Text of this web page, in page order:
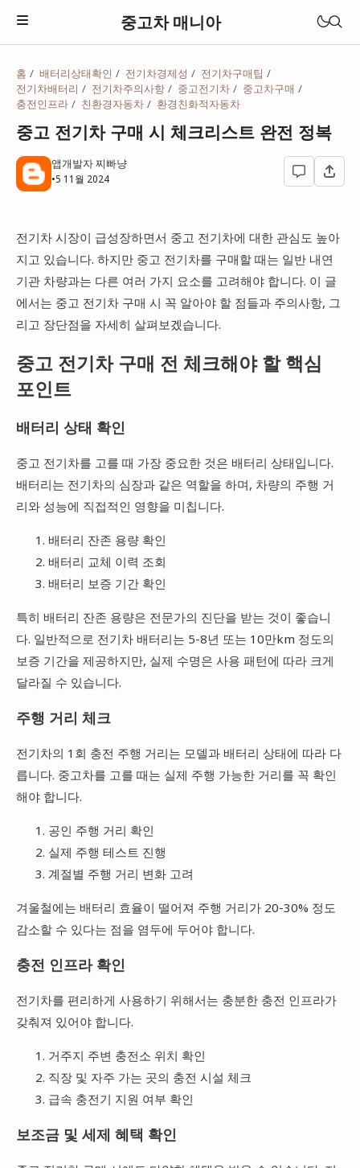
중고차 매니아
전체글
홈 배터리상태확인 전기차경제성
전기차구매팁
전기차배터리
전기차주의사항 중고전기차
중고차구매
충전인프라
친환경자동차 환경친화적자동차
중고 전기차 구매 시 체크리스트 완전 정복
앱개발자 찌빠냥
•5 11월 2024
전기차 시장이 급성장하면서 중고 전기차에 대한 관심도 높아
지고 있습니다. 하지만 중고 전기차를 구매할 때는 일반 내연
기관 차량과는 다른 여러 가지 요소를 고려해야 합니다. 이 글
에서는 중고 전기차 구매 시 꼭 알아야 할 점들과 주의사항, 그
리고 장단점을 자세히 살펴보겠습니다.
중고 전기차 구매 전 체크해야 할 핵심
포인트
배터리 상태 확인
중고 전기차를 고를 때 가장 중요한 것은 배터리 상태입니다.
배터리는 전기차의 심장과 같은 역할을 하며, 차량의 주행 거
리와 성능에 직접적인 영향을 미칩니다.
배터리 잔존 용량 확인
배터리 교체 이력 조회
배터리 보증 기간 확인
특히 배터리 잔존 용량은 전문가의 진단을 받는 것이 좋습니
다. 일반적으로 전기차 배터리는 5-8년 또는 10만km 정도의
보증 기간을 제공하지만, 실제 수명은 사용 패턴에 따라 크게
달라질 수 있습니다.
주행 거리 체크
전기차의 1회 충전 주행 거리는 모델과 배터리 상태에 따라 다
릅니다. 중고차를 고를 때는 실제 주행 가능한 거리를 꼭 확인
해야 합니다.
공인 주행 거리 확인
실제 주행 테스트 진행
계절별 주행 거리 변화 고려
겨울철에는 배터리 효율이 떨어져 주행 거리가 20-30% 정도
감소할 수 있다는 점을 염두에 두어야 합니다.
충전 인프라 확인
전기차를 편리하게 사용하기 위해서는 충분한 충전 인프라가
갖춰져 있어야 합니다.
거주지 주변 충전소 위치 확인
직장 및 자주 가는 곳의 충전 시설 체크
급속 충전기 지원 여부 확인
보조금 및 세제 혜택 확인